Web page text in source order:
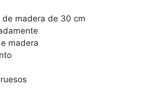
de madera de 30 cm
madera